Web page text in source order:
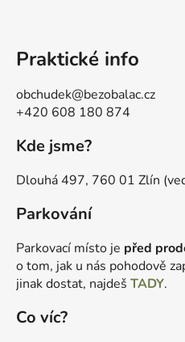
Praktické info
obchudek@bezobalac.cz
+420 608 180 874
Kde jsme?
Dlouhá 497, 760 01 Zlín
Parkování
Parkovací místo je před
o tom, jak u nás pohodově
jinak dostat, najdeš TADY.
Co víc?